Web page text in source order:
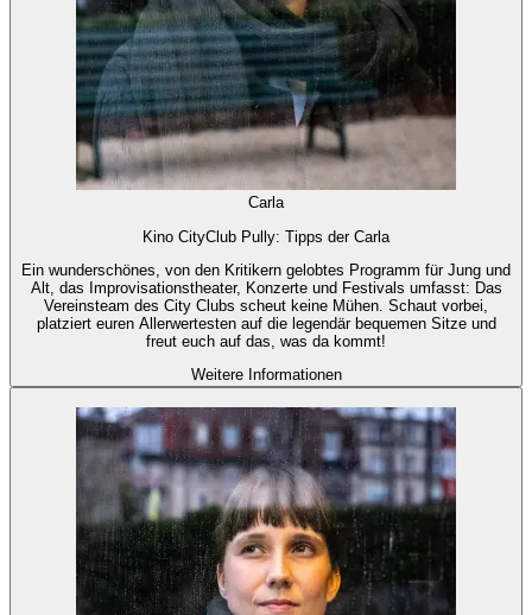
Carla
Kino CityClub Pully: Tipps der Carla
Ein wunderschönes, von den Kritikern gelobtes Programm für Jung und
Alt, das Improvisationstheater, Konzerte und Festivals umfasst: Das
Vereinsteam des City Clubs scheut keine Mühen. Schaut vorbei,
platziert euren Allerwertesten auf die legendär bequemen Sitze und
freut euch auf das, was da kommt!
Weitere Informationen